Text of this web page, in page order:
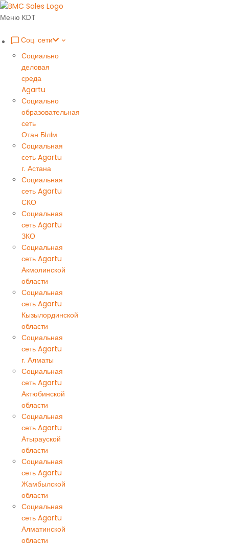
Меню KDT
Соц. сети
Социально
деловая
среда
Agartu
Социально
образовательная
сеть
Отан Бiлiм
Социальная
сеть Agartu
г. Астана
Социальная
сеть Agartu
СКО
Социальная
сеть Agartu
ЗКО
Социальная
сеть Agartu
Акмолинской
области
Социальная
сеть Agartu
Кызылординской
области
Социальная
сеть Agartu
г. Алматы
Социальная
сеть Agartu
Актюбинской
области
Социальная
сеть Agartu
Атырауской
области
Социальная
сеть Agartu
Жамбылской
области
Социальная
сеть Agartu
Алматинской
области